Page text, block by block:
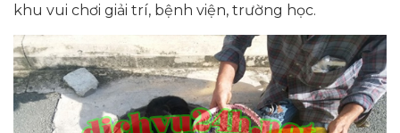
khu vui chơi giải trí, bệnh viện, trường học.